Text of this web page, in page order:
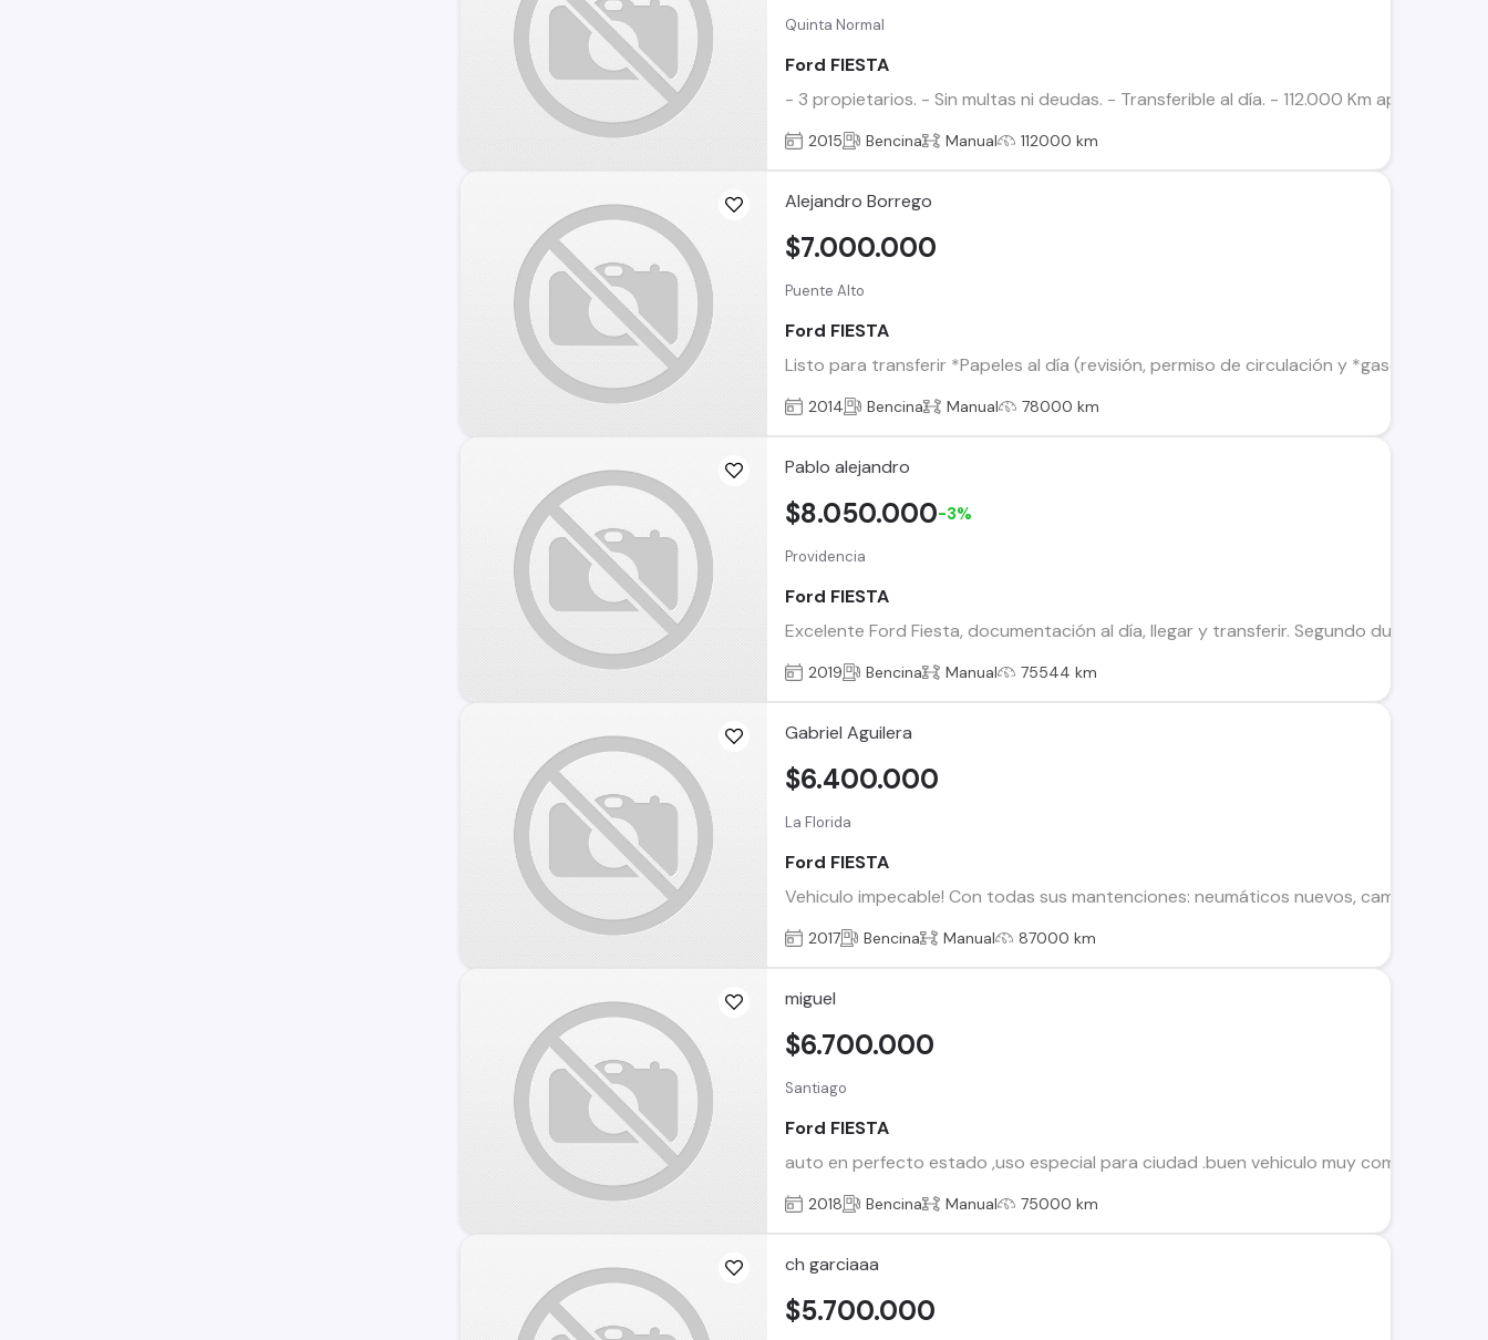
Quinta Normal
Ford FIESTA
- 3 propietarios. - Sin multas ni deudas. - Transferible al día. - 112.000 Km aprox. -
2015 Bencina Manual 112000 km
Alejandro Borrego
Puente Alto
Ford FIESTA
Listo para transferir *Papeles al día (revisión, permiso de circulación y *gases) *Bien
$7.000.000
2014 Bencina Manual 78000 km
Pablo alejandro
Providencia
Ford FIESTA
Excelente Ford Fiesta, documentación al día, llegar y transferir. Segundo dueño.
$8.050.000-3%
2019 Bencina Manual 75544 km
Gabriel Aguilera
La Florida
Ford FIESTA
Vehiculo impecable! Con todas sus mantenciones: neumáticos nuevos, cambio de
$6.400.000
2017 Bencina Manual 87000 km
miguel
Santiago
Ford FIESTA
auto en perfecto estado ,uso especial para ciudad .buen vehiculo muy comodo,aire
$6.700.000
2018 Bencina Manual 75000 km
ch garciaaa
$5.700.000